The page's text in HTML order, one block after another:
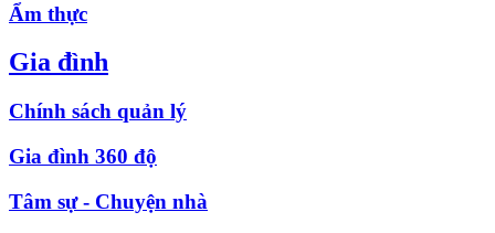
Ẩm thực
Gia đình
Chính sách quản lý
Gia đình 360 độ
Tâm sự - Chuyện nhà